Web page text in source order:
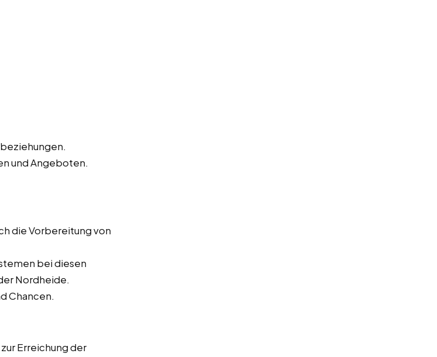
und Angeboten.
die Vorbereitung von
bei diesen
Nordheide.
Chancen.
Erreichung der